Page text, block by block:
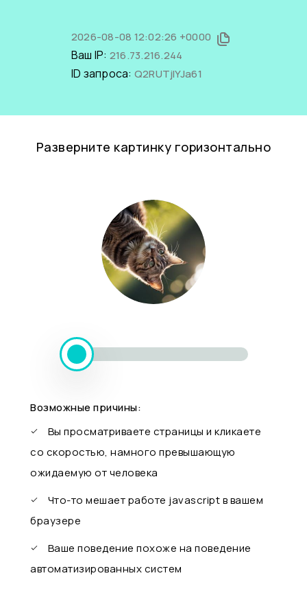
2026-08-08 12:02:26 +0000
Ваш IP: 216.73.216.244
ID запроса: Q2RUTjIYJa61
Разверните картинку горизонтально
Возможные причины:
Вы просматриваете страницы и кликаете
со скоростью, намного превышающую
ожидаемую от человека
Что-то мешает работе javascript в вашем
браузере
Ваше поведение похоже на поведение
автоматизированных систем